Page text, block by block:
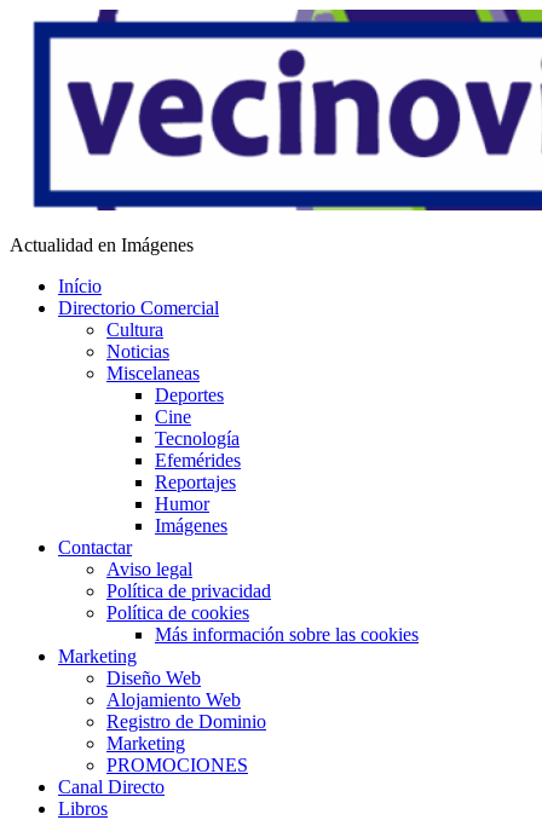
Saltar
Vecino Virtual
Actualidad en Imágenes
Início
Directorio Comercial
Cultura
Noticias
Miscelaneas
Deportes
Cine
Tecnología
Efemérides
Reportajes
Humor
Imágenes
Contactar
Aviso legal
Política de privacidad
Política de cookies
Más información sobre las cookies
Marketing
Diseño Web
Alojamiento Web
Registro de Dominio
Marketing
PROMOCIONES
Canal Directo
Libros